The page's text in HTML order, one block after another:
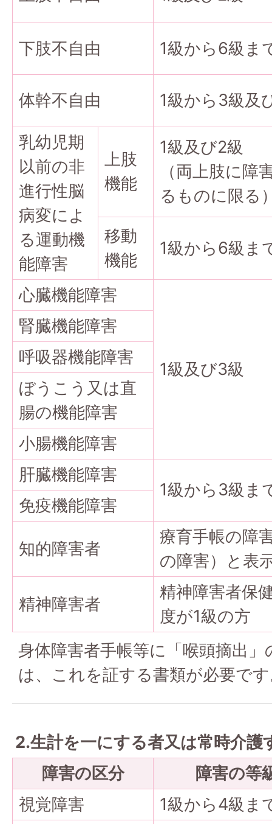
下肢不自由 1級から6級ま
体幹不自由 1級から3級及
乳幼児期
以前の非
進行性脳
病変によ
る運動機
能障害
上肢
機能
1級及び2級
（両上肢に障
るものに限る
移動
機能
1級から6級ま
心臓機能障害
1級及び3級
腎臓機能障害
呼吸器機能障害
ぼうこう又は直
腸の機能障害
小腸機能障害
肝臓機能障害
1級から3級ま
免疫機能障害
知的障害者
療育手帳の障
の障害）と表
精神障害者
精神障害者保
度が1級の方
身体障害者手帳等に「喉頭摘出
は、これを証する書類が必要で
2.生計を一にする者又は常時介護
障害の区分
障害の等
視覚障害
1級から4級ま